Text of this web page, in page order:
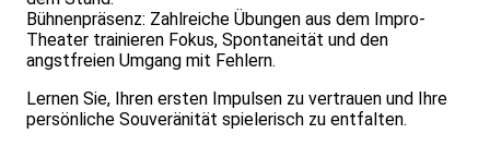
Bühnenpräsenz: Zahlreiche Übungen aus dem Impro-
Theater trainieren Fokus, Spontaneität und den
angstfreien Umgang mit Fehlern.
Lernen Sie, Ihren ersten Impulsen zu vertrauen und Ihre
persönliche Souveränität spielerisch zu entfalten.